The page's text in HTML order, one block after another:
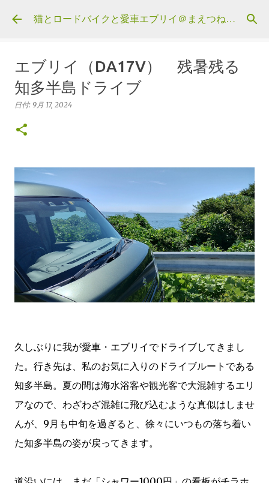
スキップしてメイン コンテンツに移動
エブリイ（DA17V） 残暑残る
知多半島ドライブ
日付: 9月 17, 2024
久しぶりに我が愛車・エブリイでドライブしてきまし
た。行き先は、私のお気に入りのドライブルートである
知多半島。夏の間は海水浴客や観光客で大混雑するエリ
アなので、わざわざ混雑に飛び込むような真似はしませ
んが、9月も中旬を過ぎると、徐々にいつもの落ち着い
た知多半島の姿が戻ってきます。